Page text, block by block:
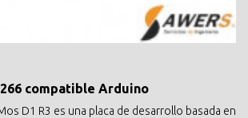
compatible Arduino
D1 R3 es una placa de desarrollo basada en